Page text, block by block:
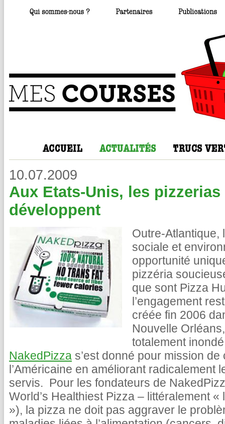
10.07.2009
Aux Etats-Unis, les
développent
Outre-Atlantique,
sociale et
opportunité
pizzéria
que sont Pizza
l’engagement
créée fin 2006
Nouvelle
totalement
NakedPizza s’est donné pour mission
l’Américaine en améliorant radicalement
servis. Pour les fondateurs de
World’s Healthiest Pizza – littéralement
»), la pizza ne doit pas aggraver le